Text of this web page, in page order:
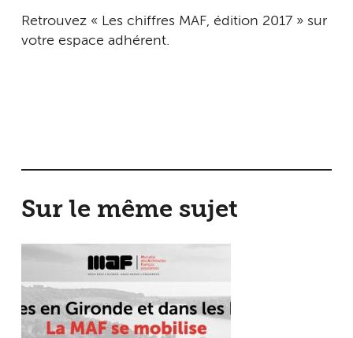
Retrouvez « Les chiffres MAF, édition 2017 » sur
votre espace adhérent.
Sur le même sujet